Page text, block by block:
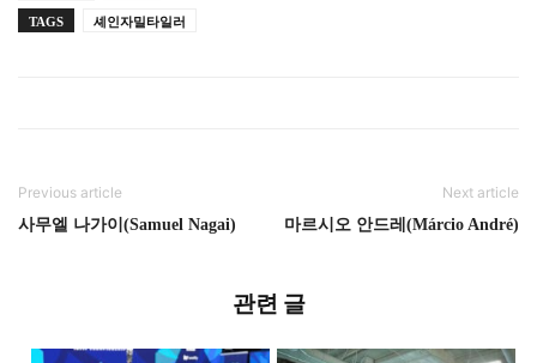
TAGS 셰인자밀타일러
Previous article
사무엘 나가이(Samuel Nagai)
Next article
마르시오 안드레(Márcio André)
관련 글